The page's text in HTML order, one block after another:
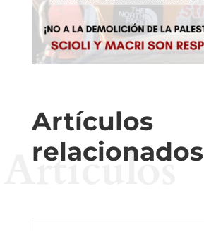
Artículos
relacionados
Artículos